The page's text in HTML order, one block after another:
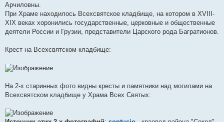
Арчиловны.
При Храме находилось Всехсвятское кладбище, на котором в XVIII-
XIX веках хоронились государственные, церковные и общественные
деятели России и Грузии, представители Царского рода Багратионов.
Крест на Всехсвятском кладбище:
На 2-х старинных фото видны кресты и памятники над могилами на
Всехсвятском кладбище у Храма Всех Святых: